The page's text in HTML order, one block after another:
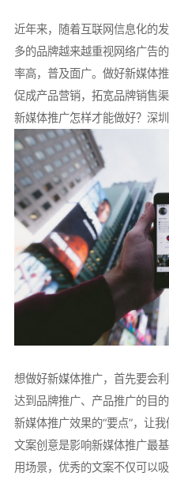
近年来，随着互联网信息化的
多的品牌越来越重视网络广告
率高，普及面广。做好新媒体
促成产品营销，拓宽品牌销售
新媒体推广怎样才能做好？深
想做好新媒体推广，首先要会
达到品牌推广、产品推广的目
新媒体推广效果的“要点”，让我
文案创意是影响新媒体推广最
用场景，优秀的文案不仅可以